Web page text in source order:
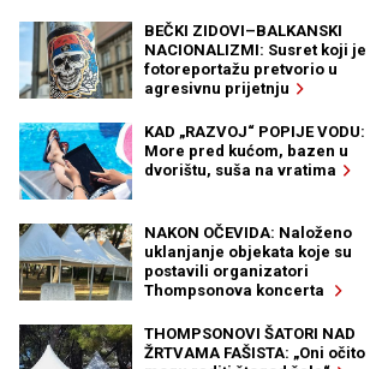
BEČKI ZIDOVI–BALKANSKI
NACIONALIZMI: Susret koji je
fotoreportažu pretvorio u
agresivnu prijetnju
KAD „RAZVOJ“ POPIJE VODU:
More pred kućom, bazen u
dvorištu, suša na vratima
NAKON OČEVIDA: Naloženo
uklanjanje objekata koje su
postavili organizatori
Thompsonova koncerta
THOMPSONOVI ŠATORI NAD
ŽRTVAMA FAŠISTA: „Oni očito